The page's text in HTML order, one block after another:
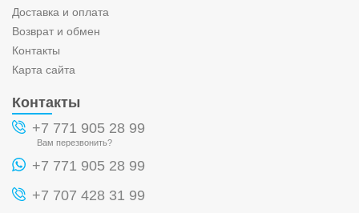
Доставка и оплата
Возврат и обмен
Контакты
Карта сайта
Контакты
+7 771 905 28 99
Вам перезвонить?
+7 771 905 28 99
+7 707 428 31 99